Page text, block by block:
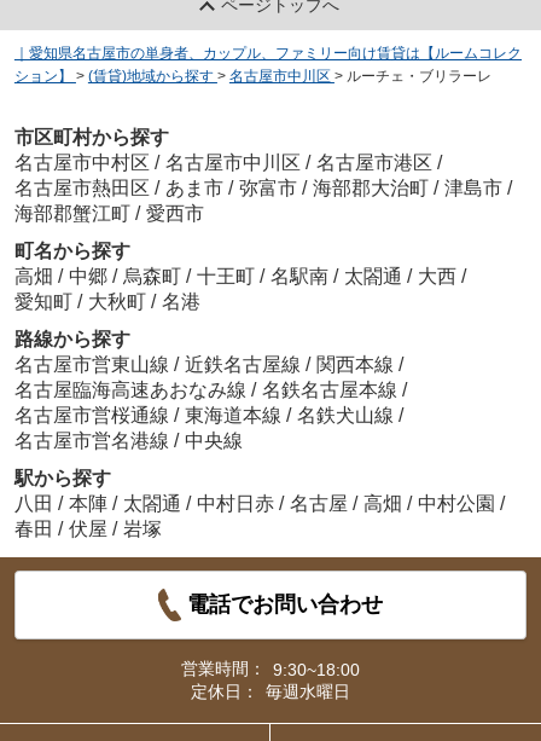
ページトップへ
｜愛知県名古屋市の単身者、カップル、ファミリー向け賃貸は【ルームコレク
ション】
> (賃貸)地域から探す > 名古屋市中川区 > ルーチェ・ブリラーレ
市区町村から探す
名古屋市中村区 / 名古屋市中川区 / 名古屋市港区 /
名古屋市熱田区 / あま市 / 弥富市 / 海部郡大治町 / 津島市 /
海部郡蟹江町 / 愛西市
町名から探す
高畑 / 中郷 / 烏森町 / 十王町 / 名駅南 / 太閤通 / 大西 /
愛知町 / 大秋町 / 名港
路線から探す
名古屋市営東山線 / 近鉄名古屋線 / 関西本線 /
名古屋臨海高速あおなみ線 / 名鉄名古屋本線 /
名古屋市営桜通線 / 東海道本線 / 名鉄犬山線 /
名古屋市営名港線 / 中央線
駅から探す
八田 / 本陣 / 太閤通 / 中村日赤 / 名古屋 / 高畑 / 中村公園 /
春田 / 伏屋 / 岩塚
電話でお問い合わせ
営業時間：
9:30~18:00
定休日：
毎週水曜日